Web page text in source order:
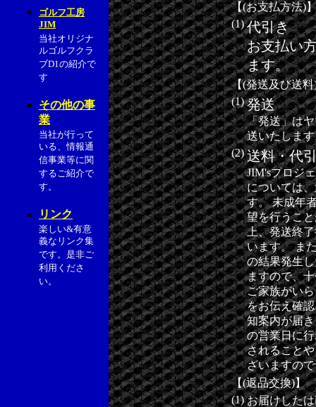
ゴルフ工房
JIM
当社オリジナ
ルゴルフクラ
ブD1の紹介で
す
その他の事
業
当社が行って
いる、情報通
信事業等に関
するご紹介で
す。
リンク
楽しい&有意
義なリンク集
です。是非ご
利用くださ
い。
【(お支払方法)
(1) 代引き
お支払い
ます。
【(発送及び送料
(1) 発送
「発送」は
送いたしま
(2) 送料・代
JIM'sプロジ
については
す。 未成年
望を行うこ
上、発送終
います。 ま
の結果発生
ますので、
ご家族がい
をお伝え確
知案内が届
の営業日に
されること
ざいますの
【(返品交換)】
(1) お届けした